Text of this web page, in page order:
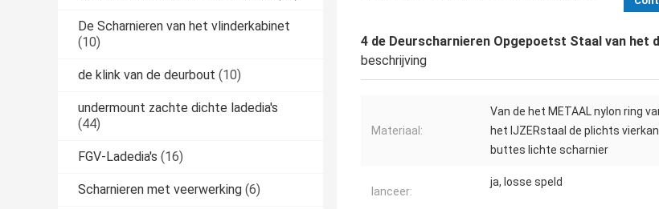
De Scharnieren van het vlinderkabinet
(10)
de klink van de deurbout (10)
undermount zachte dichte ladedia's
(44)
FGV-Ladedia's (16)
Scharnieren met veerwerking (6)
4 de Deurscharnieren Opgepoetst Staal van het
beschrijving
Materiaal:
Van de het METAAL nylon ring
het IJZERstaal de plichts
buttes lichte scharnier
lanceer:
ja, losse speld